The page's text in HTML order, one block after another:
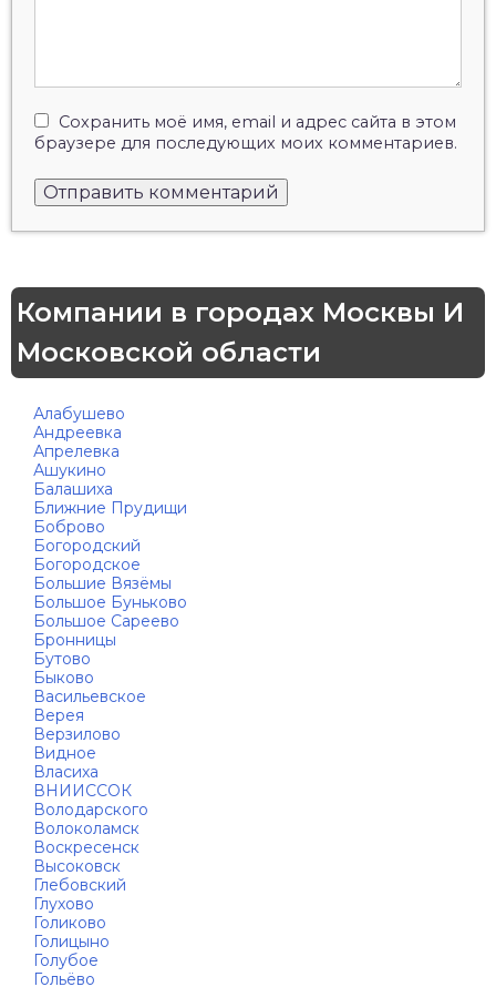
Сохранить моё имя, email и адрес сайта в этом
браузере для последующих моих комментариев.
Компании в городах Москвы И
Московской области
Алабушево
Андреевка
Апрелевка
Ашукино
Балашиха
Ближние Прудищи
Боброво
Богородский
Богородское
Большие Вязёмы
Большое Буньково
Большое Сареево
Бронницы
Бутово
Быково
Васильевское
Верея
Верзилово
Видное
Власиха
ВНИИССОК
Володарского
Волоколамск
Воскресенск
Высоковск
Глебовский
Глухово
Голиково
Голицыно
Голубое
Гольёво